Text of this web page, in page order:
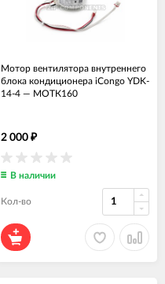
Мотор вентилятора внутреннего
блока кондиционера iCongo YDK-
14-4 — МОТК160
2 000 ₽
В наличии
Кол-во